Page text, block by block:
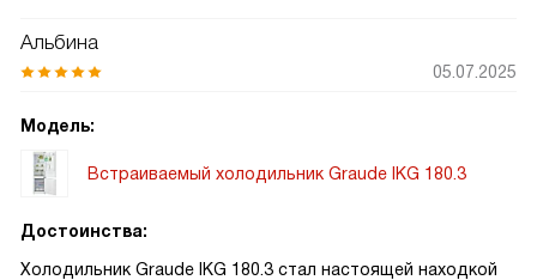
Альбина
05.07.2025
Модель:
Встраиваемый холодильник Graude IKG 180.3
Достоинства:
Холодильник Graude IKG 180.3 стал настоящей находкой